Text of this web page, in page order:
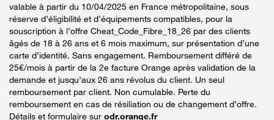
valable à partir du 10/04/2025 en France métropolitaine, sous
réserve d’éligibilité et d’équipements compatibles, pour la
souscription à l’offre Cheat_Code_Fibre_18_26 par des clients
âgés de 18 à 26 ans et 6 mois maximum, sur présentation d’une
carte d’identité. Sans engagement. Remboursement différé de
25€/mois à partir de la 2e facture Orange après validation de la
demande et jusqu’aux 26 ans révolus du client. Un seul
remboursement par client. Non cumulable. Perte du
remboursement en cas de résiliation ou de changement d’offre.
Détails et formulaire sur odr.orange.fr